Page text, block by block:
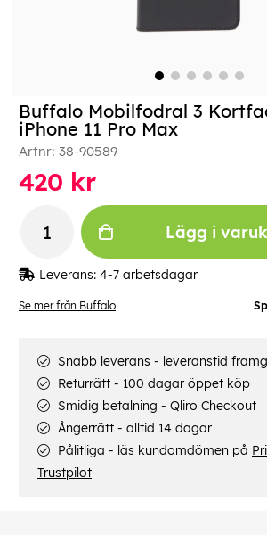
Se mer från Buffalo
Buffalo Mobilfodral 3
iPhone 11 Pro Max
Artnr: 38-90589
420 kr
Lägg i
Leverans: 4-7 arbetsdagar
Snabb leverans - leveranstid
Returrätt - 100 dagar öppet köp
Smidig betalning - Qliro Checkout
Ångerrätt - alltid 14 dagar
Pålitliga - läs kundomdömen på
Trustpilot